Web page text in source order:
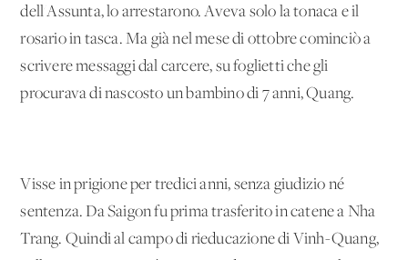
dell'Assunta, lo arrestarono. Aveva solo la tonaca e il
rosario in tasca. Ma già nel mese di ottobre cominciò a
scrivere messaggi dal carcere, su foglietti che gli
procurava di nascosto un bambino di 7 anni, Quang.
Visse in prigione per tredici anni, senza giudizio né
sentenza. Da Saigon fu prima trasferito in catene a Nha
Trang. Quindi al campo di rieducazione di Vinh-Quang,